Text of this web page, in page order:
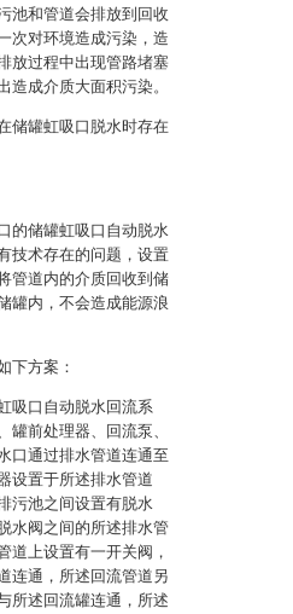
池和管道会排放到回收
次对环境造成污染，造
放过程中出现管路堵塞
造成介质大面积污染。
储罐虹吸口脱水时存在
的储罐虹吸口自动脱水
技术存在的问题，设置
管道内的介质回收到储
罐内，不会造成能源浪
下方案：
吸口自动脱水回流系
罐前处理器、回流泵、
口通过排水管道连通至
设置于所述排水管道
污池之间设置有脱水
水阀之间的所述排水管
道上设置有一开关阀，
连通，所述回流管道另
所述回流罐连通，所述